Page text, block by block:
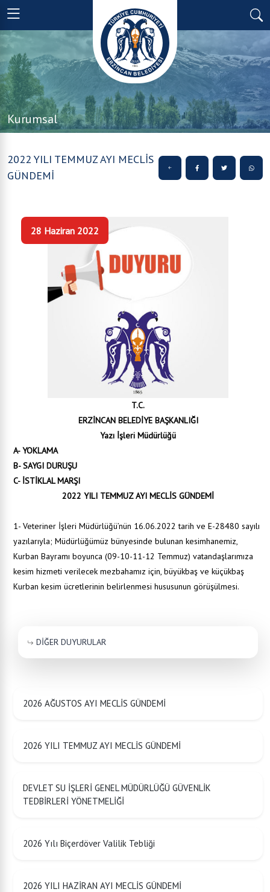
Kurumsal
2022 YILI TEMMUZ AYI MECLİS
GÜNDEMİ
28 Haziran 2022
T.C.
ERZİNCAN BELEDİYE BAŞKANLIĞI
Yazı İşleri Müdürlüğü
A- YOKLAMA
B- SAYGI DURUŞU
C- İSTİKLAL MARŞI
2022 YILI TEMMUZ AYI MECLİS GÜNDEMİ
1- Veteriner İşleri Müdürlüğü’nün 16.06.2022 tarih ve E-28480 sayılı
yazılarıyla; Müdürlüğümüz bünyesinde bulunan kesimhanemiz,
Kurban Bayramı boyunca (09-10-11-12 Temmuz) vatandaşlarımıza
kesim hizmeti verilecek mezbahamız için, büyükbaş ve küçükbaş
Kurban kesim ücretlerinin belirlenmesi hususunun görüşülmesi.
DİĞER DUYURULAR
2026 AĞUSTOS AYI MECLİS GÜNDEMİ
2026 YILI TEMMUZ AYI MECLİS GÜNDEMİ
DEVLET SU İŞLERİ GENEL MÜDÜRLÜĞÜ GÜVENLİK
TEDBİRLERİ YÖNETMELİĞİ
2026 Yılı Biçerdöver Valilik Tebliği
2026 YILI HAZİRAN AYI MECLİS GÜNDEMİ